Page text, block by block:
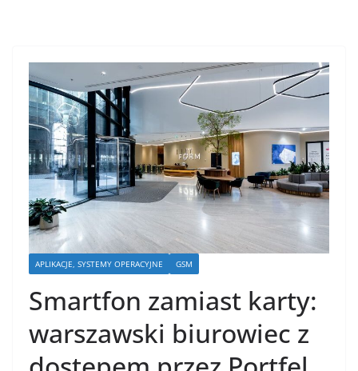
APLIKACJE, SYSTEMY OPERACYJNE GSM
Smartfon zamiast karty:
warszawski biurowiec z